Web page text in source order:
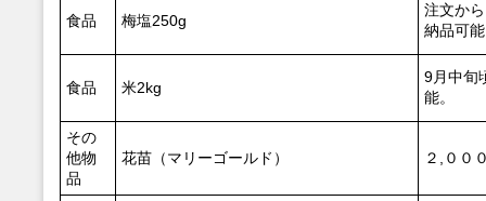
食品 梅塩250g
注文か
納品可能
食品 米2kg
9月中旬
能。
その
他物
品
花苗（マリーゴールド） ２,００